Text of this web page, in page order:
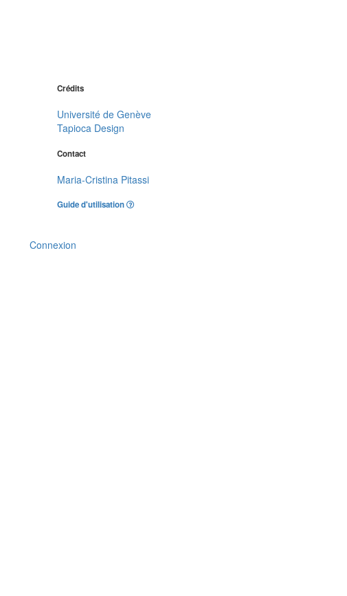
Crédits
Université de Genève
Tapioca Design
Contact
Maria-Cristina Pitassi
Guide d'utilisation
Connexion